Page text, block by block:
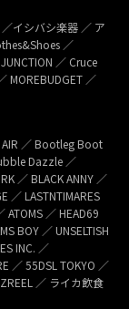
／イシバシ楽器 ／ ア
／
／ Cruce
MOREBUDGET ／
AIR ／ Bootleg Boot
Dazzle ／
／ BLACK ANNY ／
／ LASTNTIMARES
ATOMS ／ HEAD69
BOY ／ UNSELTISH
INC. ／
／ 55DSL TOKYO ／
／ ライカ飲食